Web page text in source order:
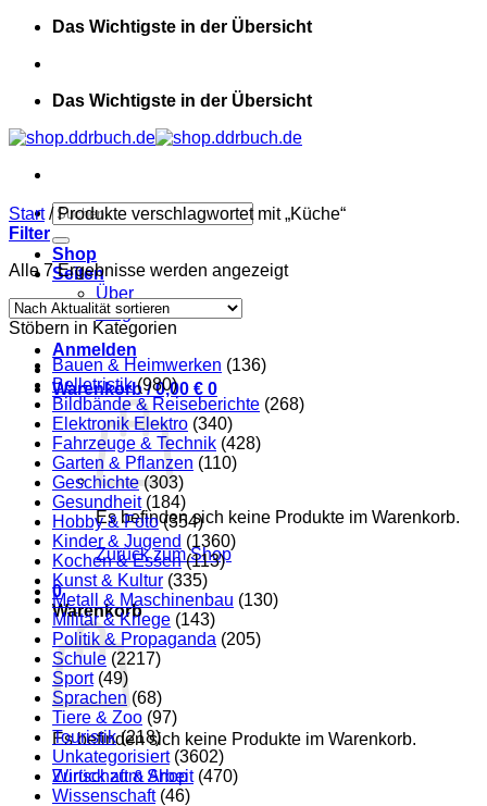
Zum
springen
Das Wichtigste in der Übersicht
Das Wichtigste in der Übersicht
Suchen
nach:
Shop
Seiten
Über
Blog
Anmelden
Warenkorb /0,00 € 0
Es befinden sich keine Produkte im Warenkorb.
Zurück zum Shop
0
Warenkorb
Es befinden sich keine Produkte im Warenkorb.
Zurück zum Shop
Start /Produkte verschlagwortet mit „Küche“
Filter
Alle 7 Ergebnisse werden angezeigtNach
Stöbern in Kategorien
Bauen & Heimwerken (136)
Belletristik (980)
Bildbände & Reiseberichte (268)
Elektronik Elektro (340)
Fahrzeuge & Technik (428)
Garten & Pflanzen (110)
Geschichte (303)
Gesundheit (184)
Hobby & Foto (354)
Kinder & Jugend (1360)
Kochen & Essen (113)
Kunst & Kultur (335)
Metall & Maschinenbau (130)
Militär & Kriege (143)
Politik & Propaganda (205)
Schule (2217)
Sport (49)
Sprachen (68)
Tiere & Zoo (97)
Touristik (218)
Unkategorisiert (3602)
Wirtschaft & Arbeit (470)
Wissenschaft (46)